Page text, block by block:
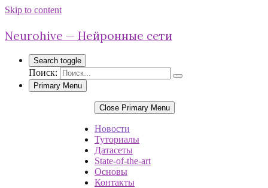
Skip to content
Neurohive — Нейронные сети
Search toggle
Поиск:
Primary Menu
Close Primary Menu
Новости
Туториалы
Датасеты
State-of-the-art
Основы
Контакты